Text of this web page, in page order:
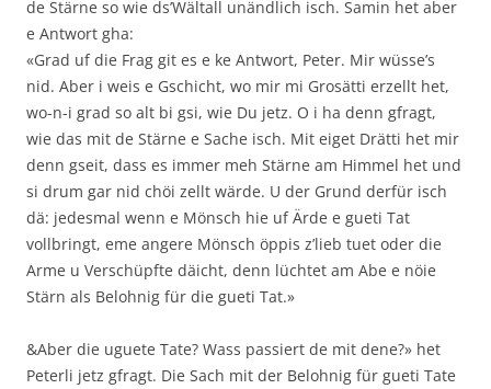
de Stärne so wie ds’Wältall unändlich isch. Samin het aber
e Antwort gha:
«Grad uf die Frag git es e ke Antwort, Peter. Mir wüsse’s
nid. Aber i weis e Gschicht, wo mir mi Grosätti erzellt het,
wo-n-i grad so alt bi gsi, wie Du jetz. O i ha denn gfragt,
wie das mit de Stärne e Sache isch. Mit eiget Drätti het mir
denn gseit, dass es immer meh Stärne am Himmel het und
si drum gar nid chöi zellt wärde. U der Grund derfür isch
dä: jedesmal wenn e Mönsch hie uf Ärde e gueti Tat
vollbringt, eme angere Mönsch öppis z’lieb tuet oder die
Arme u Verschüpfte däicht, denn lüchtet am Abe e nöie
Stärn als Belohnig für die gueti Tat.»
&Aber die uguete Tate? Wass passiert de mit dene?» het
Peterli jetz gfragt. Die Sach mit der Belohnig für gueti Tate